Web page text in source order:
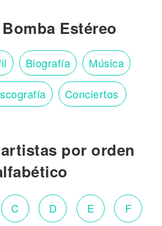
Estéreo
Biografía Música
Conciertos
por orden
C D E F